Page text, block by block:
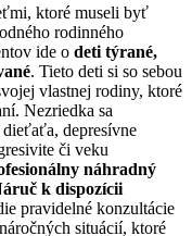
ktoré museli byť
rodinného
ide o deti týrané,
. Tieto deti si so sebou
vlastnej rodiny, ktoré
Nezriedka sa
dieťaťa, depresívne
či veku
náhradný
k dispozícii
pravidelné konzultácie
situácií, ktoré